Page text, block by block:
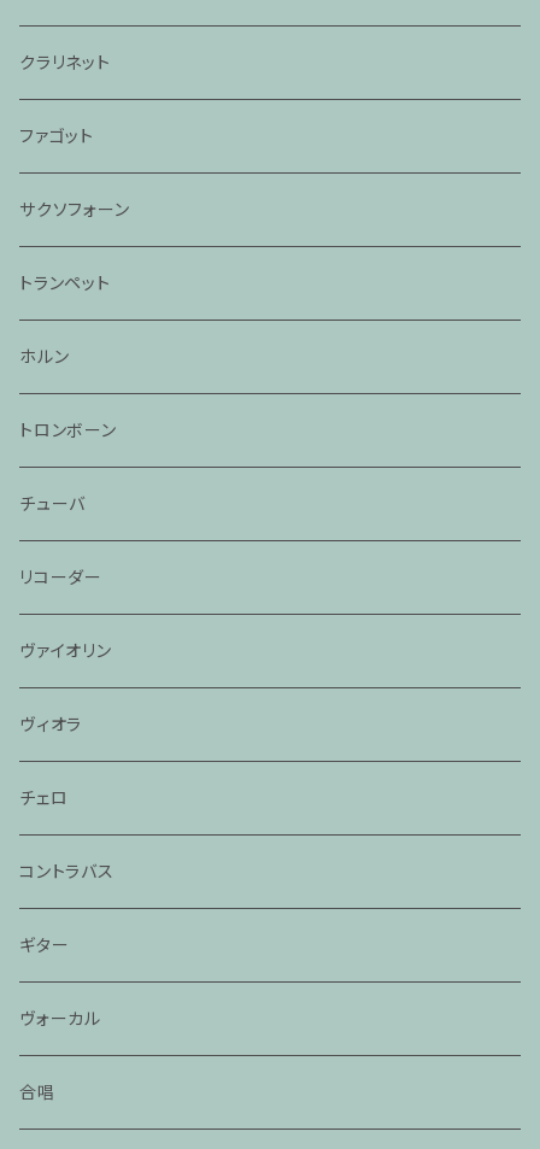
クラリネット
ファゴット
サクソフォーン
トランペット
ホルン
トロンボーン
チューバ
リコーダー
ヴァイオリン
ヴィオラ
チェロ
コントラバス
ギター
ヴォーカル
合唱